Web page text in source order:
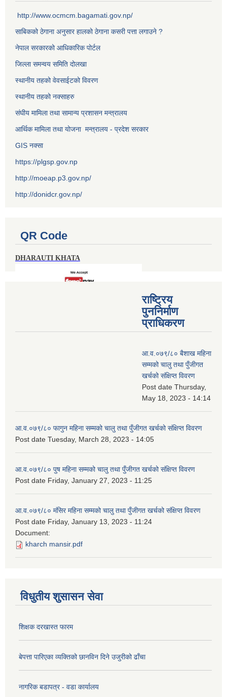
http://www.ocmcm.bagamati.gov.np/
साबिकको ठेगाना अनुसार हालको ठेगाना कसरी पत्ता लगाउने ?
नेपाल सरकारको आधिकारिक पोर्टल
जिल्ला समन्वय समिति दोलखा
स्थानीय तहको वेवसाईटको विवरण
स्थानीय तहको नक्साहरु
संघीय मामिला तथा सामान्य प्रशासन मन्त्रालय
आर्थिक मामिला तथा योजना मन्त्रालय - प्रदेश सरकार
GIS नक्सा
https://plgsp.gov.np
http://moeap.p3.gov.np/
http://donidcr.gov.np/
QR Code
DHARAUTI KHATA
राष्ट्रिय
पुननिर्माण
प्राधिकरण
आ.व.०७९/८० बैशाख महिना
सम्मको चालु तथा पुँजीगत
खर्चको संक्षिप्त विवरण
Post date Thursday,
May 18, 2023 - 14:14
आ.व.०७९/८० फागुन महिना सम्मको चालु तथा पुँजीगत खर्चको संक्षिप्त विवरण
Post date Tuesday, March 28, 2023 - 14:05
आ.व.०७९/८० पुष महिना सम्मको चालु तथा पुँजीगत खर्चको संक्षिप्त विवरण
Post date Friday, January 27, 2023 - 11:25
आ.व.०७९/८० मंसिर महिना सम्मको चालु तथा पुँजीगत खर्चको संक्षिप्त विवरण
Post date Friday, January 13, 2023 - 11:24
Document:
kharch mansir.pdf
विधुतीय शुसासन सेवा
शिक्षक दरखास्त फारम
बेपत्ता पारिएका व्यक्तिको छानविन दिने उजुरीको ढाँचा
नागरिक बडापत्र - वडा कार्यालय